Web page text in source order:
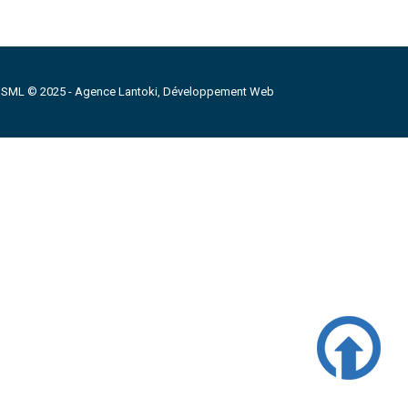
© 2025 - Agence Lantoki, Développement Web